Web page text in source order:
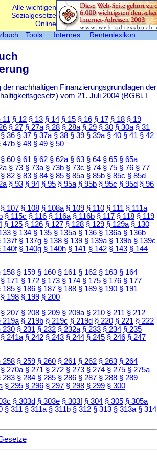
Alle wichtigen
Sozialgesetze
Online
nachhaltigen Finanzierungsgrundlagen der
vom 21. Juli 2004 (BGBl. I
11 § 12 § 13 § 14 § 15 § 16 § 17 § 18 § 19
§ 27 § 27a § 28 § 28a § 29 § 30 § 30a § 31
§ 36 § 37 § 37a § 38 § 39 § 39a § 40 § 41 § 42
47b § 48 § 49 § 50
§ 60 § 61 § 62 § 62a § 63 § 64 § 65 § 65a
§ 73 § 73a § 73b § 73c § 74 § 75 § 76 § 77
§ 82 § 83 § 84 § 85 § 85a § 85b § 85c § 85d
§ 93 § 94 § 95 § 95a § 95b § 95c § 95d § 96
§ 107 § 108 § 108a § 109 § 110 § 111 § 111a
§ 115c § 116 § 116a § 116b § 117 § 118 § 119
§ 125 § 126 § 127 § 128 § 129 § 129a § 130
§ 134 § 135 § 135a § 136 § 136a § 136b
137f § 137g § 138 § 139 § 139a § 139b § 139c
140f § 140g § 140h § 141 § 142 § 143 § 144
158 § 159 § 160 § 161 § 162 § 163 § 164
§ 171 § 172 § 173 § 174 § 175 § 176 § 177
185 § 186 § 187 § 188 § 189 § 190 § 191
§ 198 § 199 § 200
§ 207 § 208 § 209 § 209a § 210 § 211 § 212
219a § 219b § 219c § 219d § 220 § 221 § 222
230 § 231 § 232 § 232a § 233 § 234 § 235
§ 241a § 242 § 243 § 244 § 245 § 246 § 247
258 § 259 § 260 § 261 § 262 § 263 § 264
§ 270a § 271 § 272 § 273 § 274 § 275 § 275a
283 § 284 § 285 § 286 § 287 § 288 § 289
§ 295 § 296 § 297 § 298 § 299 § 300
§ 303d § 303e § 303f § 304 § 305 § 305a
§ 311 § 311a § 311b § 312 § 313 § 313a § 314
Tools Internes Rentenlexikon